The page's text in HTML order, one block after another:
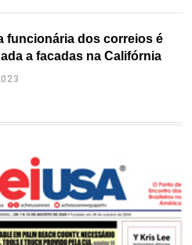
funcionária dos correios é
a facadas na Califórnia